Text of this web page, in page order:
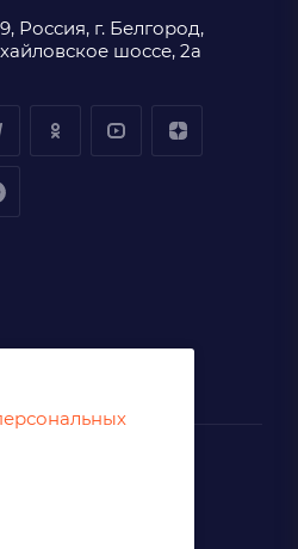
Россия, г. Белгород,
шоссе, 2а